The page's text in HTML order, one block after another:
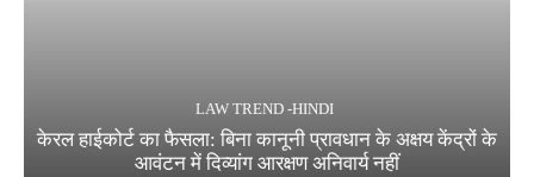
LAW TREND -HINDI
केरल हाईकोर्ट का फैसला: बिना कानूनी प्रावधान के अक्षय केंद्रों के
आवंटन में दिव्यांग आरक्षण अनिवार्य नहीं